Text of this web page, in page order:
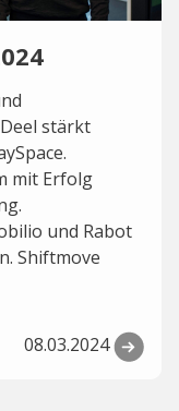
stärkt
mit Erfolg
und Rabot
Shiftmove
08.03.2024